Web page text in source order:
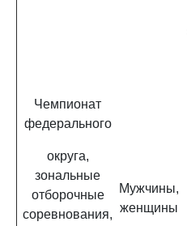
Чемпионат
федерального
округа,
зональные
отборочные
соревнования,
Мужчины,
женщины